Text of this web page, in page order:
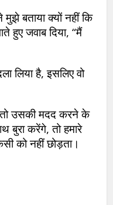
बताया क्यों नहीं कि
हुए जवाब दिया, “मैं
लिया है, इसलिए वो
उसकी मदद करने के
बुरा करेंगे, तो हमारे
को नहीं छोड़ता।